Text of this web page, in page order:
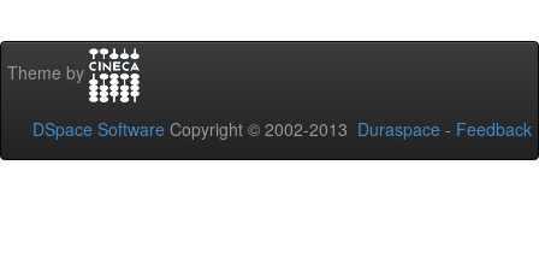
Theme by
DSpace Software Copyright © 2002-2013 Duraspace - Feedback